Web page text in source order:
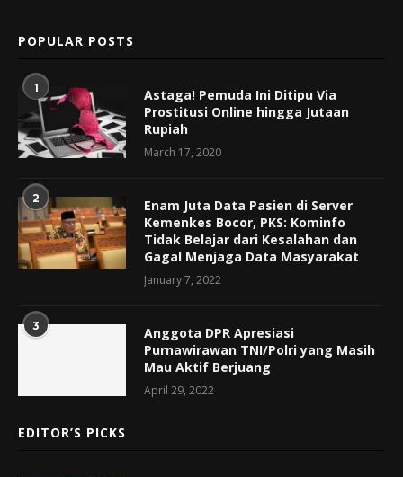
POPULAR POSTS
1
Astaga! Pemuda Ini Ditipu Via
Prostitusi Online hingga Jutaan
Rupiah
March 17, 2020
2
Enam Juta Data Pasien di Server
Kemenkes Bocor, PKS: Kominfo
Tidak Belajar dari Kesalahan dan
Gagal Menjaga Data Masyarakat
January 7, 2022
3
Anggota DPR Apresiasi
Purnawirawan TNI/Polri yang Masih
Mau Aktif Berjuang
April 29, 2022
EDITOR’S PICKS